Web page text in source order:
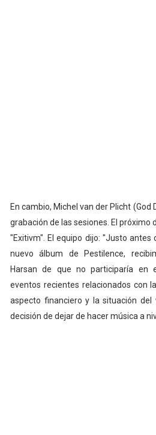
En cambio, Michel van der Plicht
grabación de las sesiones. El próximo
"Exitivm". El equipo dijo: "Justo antes
nuevo álbum de Pestilence,
Harsan de que no participaría en
eventos recientes relacionados con
aspecto financiero y la situación
decisión de dejar de hacer música a